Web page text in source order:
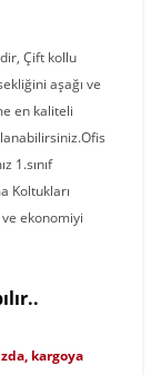
Çift kollu
aşağı ve
en kaliteli
1.sınıf
Koltukları
ekonomiyi
kargoya